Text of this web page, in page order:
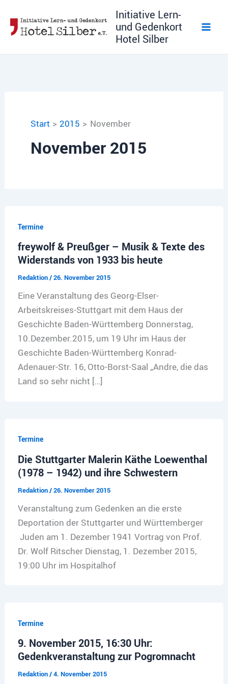
Inhalt
springen
Initiative Lern-
und Gedenkort
Hotel Silber
Start 2015 November
November 2015
Termine
freywolf & Preußger – Musik & Texte des
Widerstands von 1933 bis heute
Redaktion/26. November 2015
Eine Veranstaltung des Georg-Elser-
Arbeitskreises-Stuttgart mit dem Haus der
Geschichte Baden-Württemberg Donnerstag,
10.Dezember.2015, um 19 Uhr im Haus der
Geschichte Baden-Württemberg Konrad-
Adenauer-Str. 16, Otto-Borst-Saal „Andre, die das
Land so sehr nicht […]
Termine
Die Stuttgarter Malerin Käthe Loewenthal
(1978 – 1942) und ihre Schwestern
Redaktion/26. November 2015
Veranstaltung zum Gedenken an die erste
Deportation der Stuttgarter und Württemberger
Juden am 1. Dezember 1941 Vortrag von Prof.
Dr. Wolf Ritscher Dienstag, 1. Dezember 2015,
19:00 Uhr im Hospitalhof
Termine
9. November 2015, 16:30 Uhr:
Gedenkveranstaltung zur Pogromnacht
Redaktion/4. November 2015